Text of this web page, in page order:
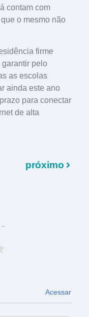
contam com
o mesmo não
firme
pelo
as escolas
ainda este ano
para conectar
de alta
próximo
Acessar